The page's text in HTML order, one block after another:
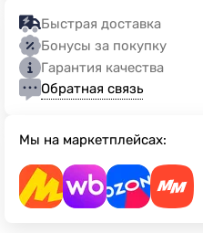
Быстрая доставка
Бонусы за покупку
Гарантия качества
Обратная связь
Мы на маркетплейсах: